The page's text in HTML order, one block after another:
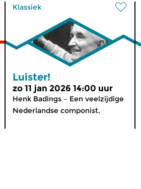
Klassiek
Luister!
zo 11 jan 2026 14:00 uur
Henk Badings – Een veelzijdige
Nederlandse componist.